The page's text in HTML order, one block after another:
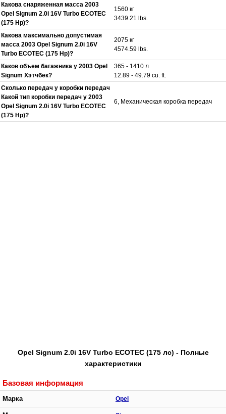
Какова снаряженная масса 2003
Opel Signum 2.0i 16V Turbo ECOTEC
(175 Hp)?
1560 кг
3439.21 lbs.
Какова максимально допустимая
масса 2003 Opel Signum 2.0i 16V
Turbo ECOTEC (175 Hp)?
2075 кг
4574.59 lbs.
Каков объем багажника у 2003 Opel
Signum Хэтчбек?
365 - 1410 л
12.89 - 49.79 cu. ft.
Сколько передач у коробки передач
Какой тип коробки передач у 2003
Opel Signum 2.0i 16V Turbo ECOTEC
(175 Hp)?
6, Механическая коробка передач
Opel Signum 2.0i 16V Turbo ECOTEC (175 лс) - Полные
характеристики
Базовая информация
Марка Opel